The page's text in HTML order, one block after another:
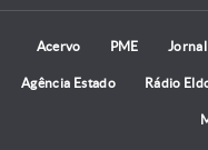
Acervo PME
Agência Estado Rádio